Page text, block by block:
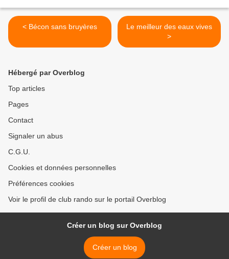
< Bécon sans bruyères
Le meilleur des eaux vives
>
Hébergé par Overblog
Top articles
Pages
Contact
Signaler un abus
C.G.U.
Cookies et données personnelles
Préférences cookies
Voir le profil de club rando sur le portail Overblog
Créer un blog sur Overblog
Créer un blog